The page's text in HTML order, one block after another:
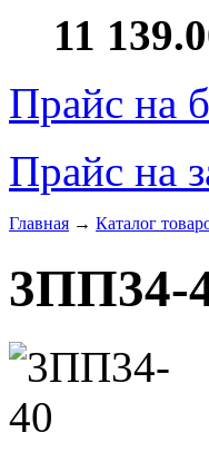
11
Прайс на
Прайс на
Главная → Каталог
3ПП34-